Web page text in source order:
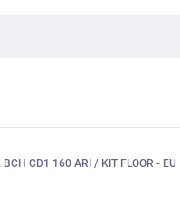
CD1 160 ARI / KIT FLOOR - EU